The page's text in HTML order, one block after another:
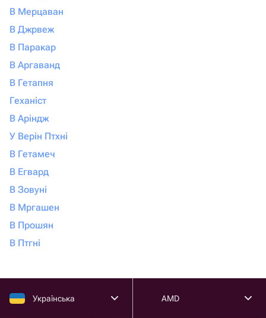
В Мерцаван
В Джрвеж
В Паракар
В Аргаванд
В Гетапня
Геханіст
В Аріндж
У Верін Птхні
В Гетамеч
В Егвард
В Зовуні
В Мргашен
В Прошян
В Птгні
Українська AMD